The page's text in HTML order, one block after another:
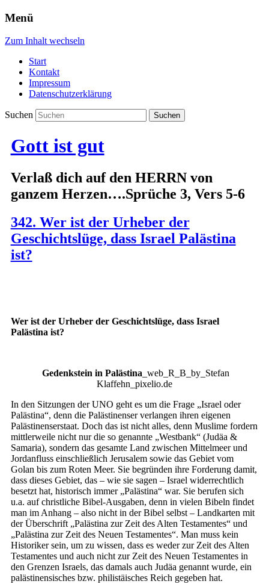
Menü
Zum Inhalt wechseln
Start
Kontakt
Impressum
Datenschutzerklärung
Suchen
Gott ist gut
Verlaß dich auf den HERRN von
ganzem Herzen….Sprüche 3, Vers 5-6
342. Wer ist der Urheber der
Geschichtslüge, dass Israel Palästina
ist?
Wer ist der Urheber der Geschichtslüge, dass Israel
Palästina ist?
Gedenkstein in Palästina _web_R_B_by_Stefan
Klaffehn_pixelio.de
In den Sitzungen der UNO geht es um die Frage „Israel oder
Palästina“, denn die Palästinenser verlangen ihren eigenen
Palästinenserstaat. Doch das ist nicht alles, denn Muslime fordern
mittlerweile nicht nur die so genannte „Westbank“ (Judäa &
Samaria), sondern das gesamte Land zwischen Mittelmeer und
Jordanfluss einschließlich Jerusalem sowie das Gebiet vom
Golan bis zum Roten Meer. Sie begründen ihre Forderung damit,
dass dieses Gebiet, das – wie sie sagen – Israel widerrechtlich
besetzt hat, historisch immer „Palästina“ war. Sie berufen sich
u.a. auf christliche Bibel-Ausgaben, denn in vielen Bibeln findet
man im Anhang – also nicht in der Bibel selbst – Landkarten mit
der Überschrift „Palästina zur Zeit des Alten Testamentes“ und
„Palästina zur Zeit des Neuen Testamentes“. Man muss kein
Historiker sein, um zu wissen, dass es weder zur Zeit des Alten
Testamentes und auch nicht zur Zeit des Neuen Testamentes in
den Grenzen Israels, das damals auch Judäa genannt wurde, ein
palästinensisches bzw. philistäisches Reich gegeben hat.